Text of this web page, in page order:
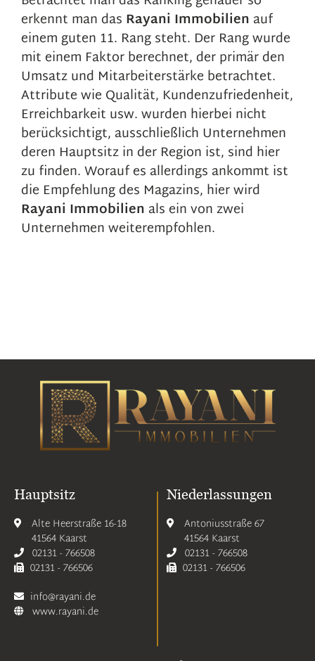
erkennt man das Rayani Immobilien auf
einem guten 11. Rang steht. Der Rang wurde
mit einem Faktor berechnet, der primär den
Umsatz und Mitarbeiterstärke betrachtet.
Attribute wie Qualität, Kundenzufriedenheit,
Erreichbarkeit usw. wurden hierbei nicht
berücksichtigt, ausschließlich Unternehmen
deren Hauptsitz in der Region ist, sind hier
zu finden. Worauf es allerdings ankommt ist
die Empfehlung des Magazins, hier wird
Rayani Immobilien als ein von zwei
Unternehmen weiterempfohlen.
Hauptsitz
Alte Heerstraße 16-18
41564 Kaarst
02131 - 766508
02131 - 766506
info@rayani.de
www.rayani.de
Niederlassungen
Antoniusstraße 67
41564 Kaarst
02131 - 766508
02131 - 766506